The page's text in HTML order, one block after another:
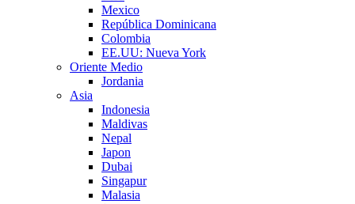
Mexico
República Dominicana
Colombia
EE.UU: Nueva York
Oriente Medio
Jordania
Asia
Indonesia
Maldivas
Nepal
Japon
Dubai
Singapur
Malasia